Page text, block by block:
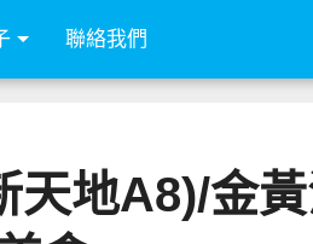
聯絡我們
天地A8)/金